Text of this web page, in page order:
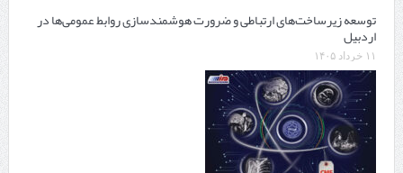
توسعه زیرساخت‌های ارتباطی و ضرورت هوشمندسازی روابط عمومی‌ها در
اردبیل
۱۱ خرداد ۱۴۰۵